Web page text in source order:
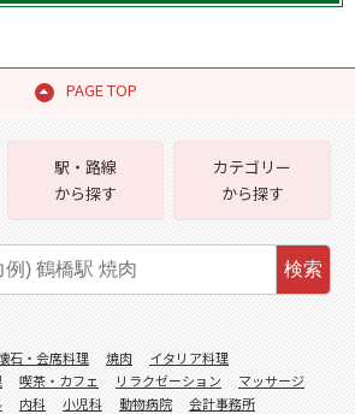
PAGE TOP
駅・路線
から探す
カテゴリー
から探す
検索
石・会席料理 焼肉
イタリア料理
喫茶・カフェ リラクゼーション
マッサージ
内科 小児科 動物病院
会計事務所